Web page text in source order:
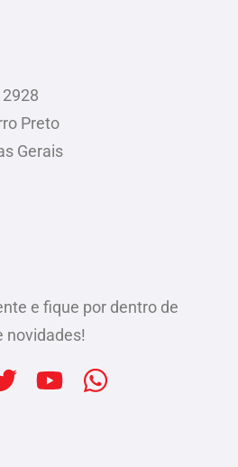
Preto
Gerais
e fique por dentro de
novidades!
T Y W